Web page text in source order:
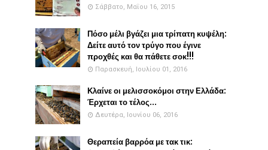
Σάββατο, Μαΐου 16, 2015
Πόσο μέλι βγάζει μια τρίπατη κυψέλη:
Δείτε αυτό τον τρύγο που έγινε
προχθές και θα πάθετε σοκ!!!
Παρασκευή, Ιουλίου 01, 2016
Κλαίνε οι μελισσοκόμοι στην Ελλάδα:
Έρχεται το τέλος...
Δευτέρα, Ιουνίου 06, 2016
Θεραπεία βαρρόα με τακ τικ: